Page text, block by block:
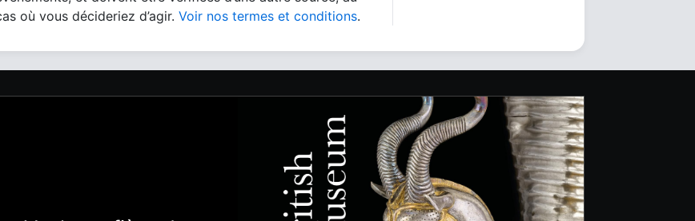
où vous décideriez d’agir. Voir nos termes et conditions.